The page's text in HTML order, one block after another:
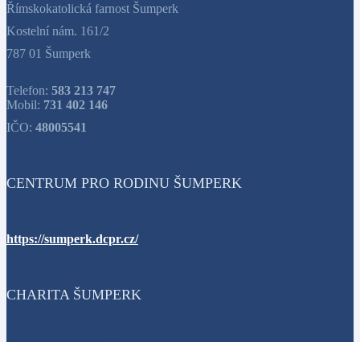
Římskokatolická farnost Šumperk
Kostelní nám. 161/2
787 01 Šumperk
Telefon: 583 213 747
Mobil: 731 402 146
IČO: 48005541
CENTRUM PRO RODINU ŠUMPERK
https://sumperk.dcpr.cz/
CHARITA ŠUMPERK